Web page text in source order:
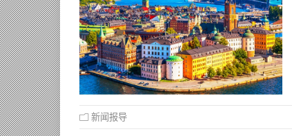
新闻报导